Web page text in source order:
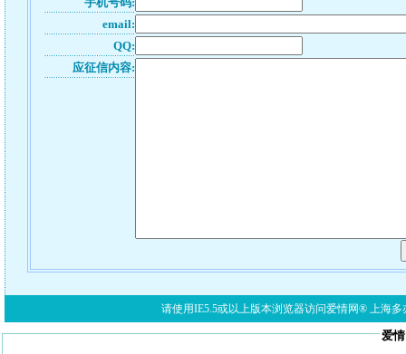
email:
QQ:
应征信内容:
请使用IE5.5或以上版本浏览器访问爱情网® 上海多
爱